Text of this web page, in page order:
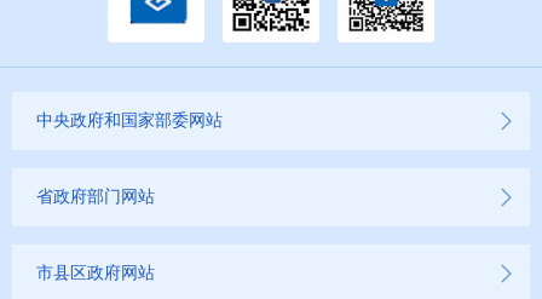
中央政府和国家部委网站
省政府部门网站
市县区政府网站